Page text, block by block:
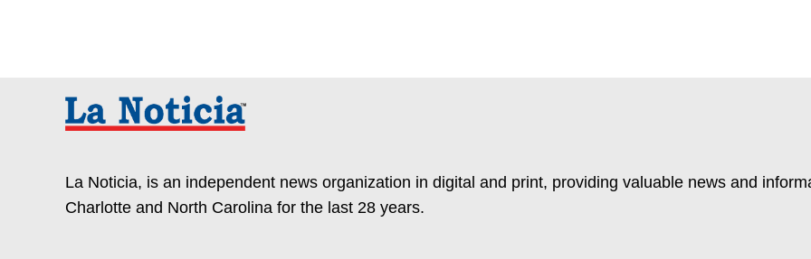
La Noticia, is an independent news organization in digital and print, providing valuable news and
Charlotte and North Carolina for the last 28 years.